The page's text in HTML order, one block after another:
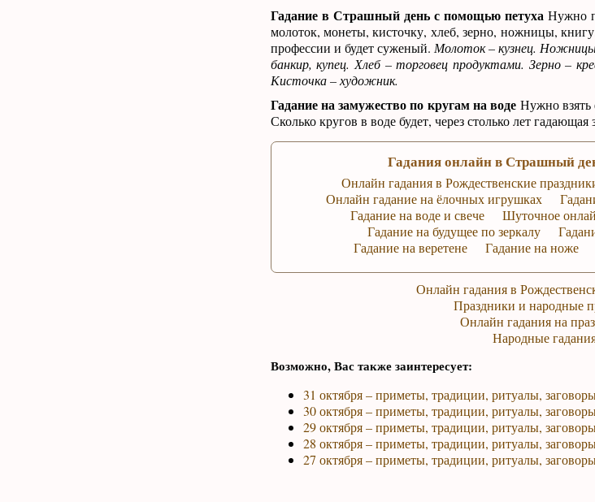
Гадание в Страшный день с помощью петуха Нужно
молоток, монеты, кисточку, хлеб, зерно, ножницы,
профессии и будет суженый. Молоток – кузнец.
банкир, купец. Хлеб – торговец продуктами. Зерно –
Кисточка – художник.
Гадание на замужество по кругам на воде Нужно взять
Сколько кругов в воде будет, через столько лет
Гадания онлайн в Страшный
Онлайн гадания в Рождественские
Онлайн гадание на ёлочных игрушках
Гадание на воде и свече
Шуточное
Гадание на будущее по зеркалу
Гадание на веретене
Гадание на ноже
Онлайн гадания в
Праздники и народные
Онлайн гадания на
Народные
Возможно, Вас также заинтересует:
31 октября – приметы, традиции, ритуалы,
30 октября – приметы, традиции, ритуалы,
29 октября – приметы, традиции, ритуалы,
28 октября – приметы, традиции, ритуалы,
27 октября – приметы, традиции, ритуалы,